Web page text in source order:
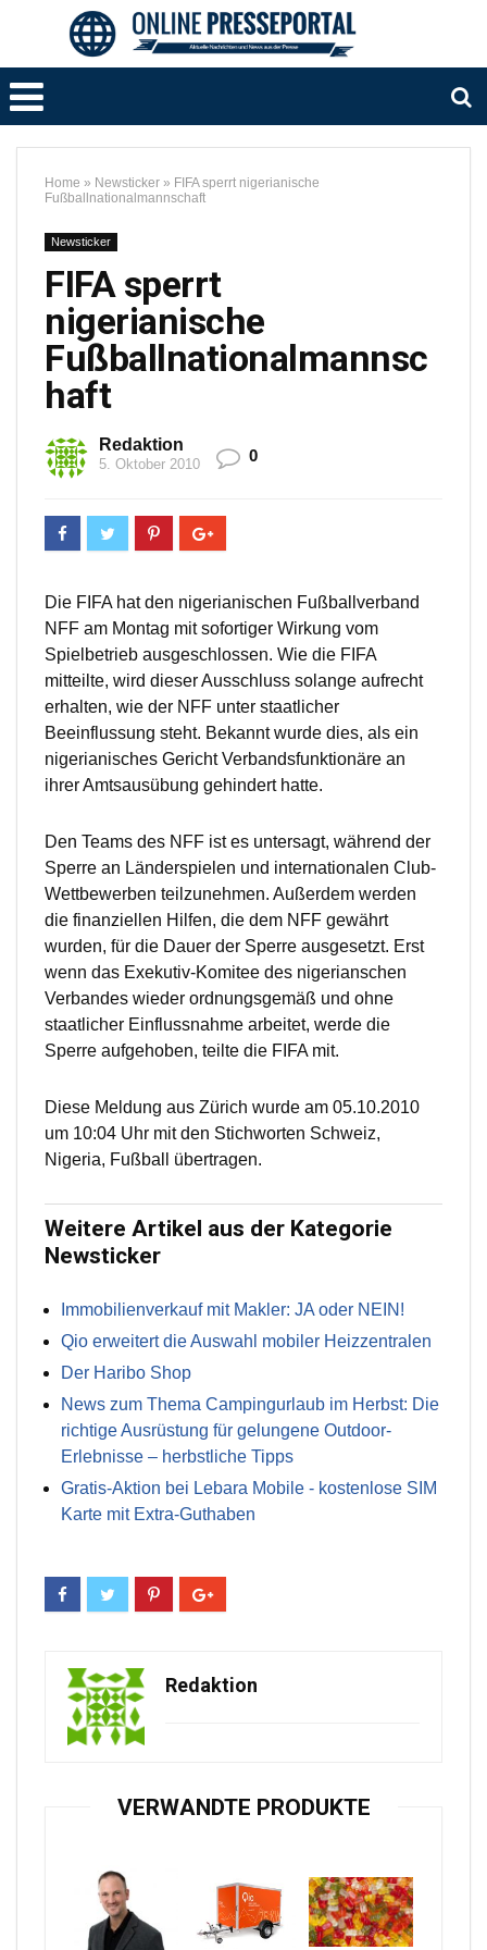
Home » Newsticker » FIFA sperrt nigerianische
Fußballnationalmannschaft
Newsticker
FIFA sperrt
nigerianische
Fußballnationalmannsc
haft
Redaktion
5. Oktober 2010 0
Die FIFA hat den nigerianischen Fußballverband
NFF am Montag mit sofortiger Wirkung vom
Spielbetrieb ausgeschlossen. Wie die FIFA
mitteilte, wird dieser Ausschluss solange aufrecht
erhalten, wie der NFF unter staatlicher
Beeinflussung steht. Bekannt wurde dies, als ein
nigerianisches Gericht Verbandsfunktionäre an
ihrer Amtsausübung gehindert hatte.
Den Teams des NFF ist es untersagt, während der
Sperre an Länderspielen und internationalen Club-
Wettbewerben teilzunehmen. Außerdem werden
die finanziellen Hilfen, die dem NFF gewährt
wurden, für die Dauer der Sperre ausgesetzt. Erst
wenn das Exekutiv-Komitee des nigerianschen
Verbandes wieder ordnungsgemäß und ohne
staatlicher Einflussnahme arbeitet, werde die
Sperre aufgehoben, teilte die FIFA mit.
Diese Meldung aus Zürich wurde am 05.10.2010
um 10:04 Uhr mit den Stichworten Schweiz,
Nigeria, Fußball übertragen.
Weitere Artikel aus der Kategorie
Newsticker
Immobilienverkauf mit Makler: JA oder NEIN!
Qio erweitert die Auswahl mobiler Heizzentralen
Der Haribo Shop
News zum Thema Campingurlaub im Herbst: Die
richtige Ausrüstung für gelungene Outdoor-
Erlebnisse – herbstliche Tipps
Gratis-Aktion bei Lebara Mobile - kostenlose SIM
Karte mit Extra-Guthaben
Redaktion
VERWANDTE PRODUKTE